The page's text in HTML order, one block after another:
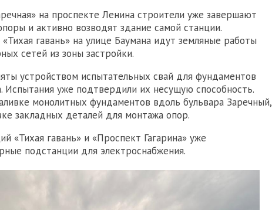
на проспекте Ленина строители уже завершают
и активно возводят здание самой станции.
гавань» на улице Баумана идут земляные работы
сетей из зоны застройки.
устройством испытательных свай для фундаментов
Испытания уже подтвердили их несущую способность.
монолитных фундаментов вдоль бульвара Заречный,
закладных деталей для монтажа опор.
«Тихая гавань» и «Проспект Гагарина» уже
подстанции для электроснабжения.